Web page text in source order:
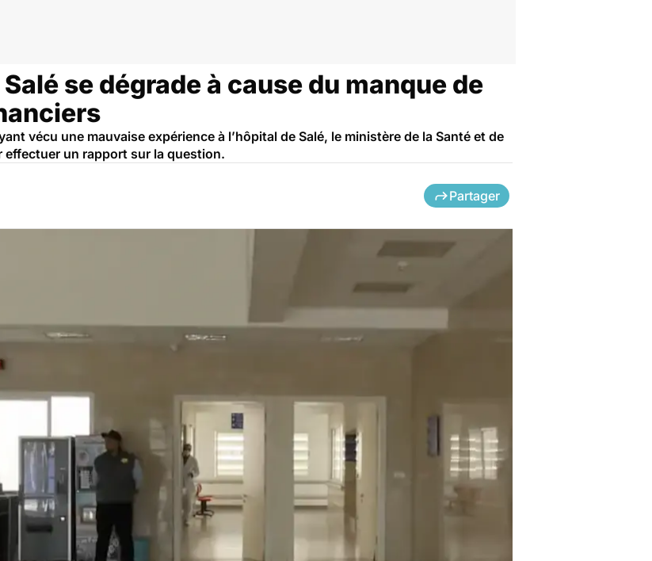
se dégrade à cause du manque de
vécu une mauvaise expérience à l’hôpital de Salé, le ministère de la Santé et de
effectuer un rapport sur la question.
Partager